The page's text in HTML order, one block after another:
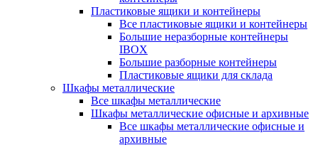
Пластиковые ящики и контейнеры
Все пластиковые ящики и контейнеры
Большие неразборные контейнеры
IBOX
Большие разборные контейнеры
Пластиковые ящики для склада
Шкафы металлические
Все шкафы металлические
Шкафы металлические офисные и архивные
Все шкафы металлические офисные и
архивные